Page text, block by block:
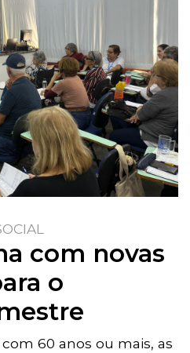
com novas
o
60 anos ou mais, as